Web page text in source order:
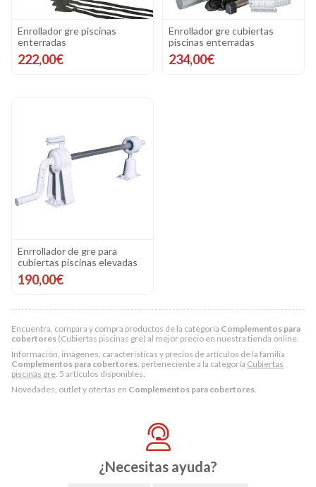
Encuentra, compara y compra productos de la categoría Complementos para
cobertores (Cubiertas piscinas gre) al mejor precio en nuestra tienda online.
Información, imágenes, características y precios de artículos de la familia
Complementos para cobertores, perteneciente a la categoría Cubiertas
piscinas gre. 5 artículos disponibles.
Novedades, outlet y ofertas en Complementos para cobertores.
Enrollador gre piscinas
enterradas
222,00€
Enrollador gre cubiertas
piscinas enterradas
234,00€
Enrrollador de gre para
cubiertas piscinas elevadas
190,00€
¿Necesitas ayuda?